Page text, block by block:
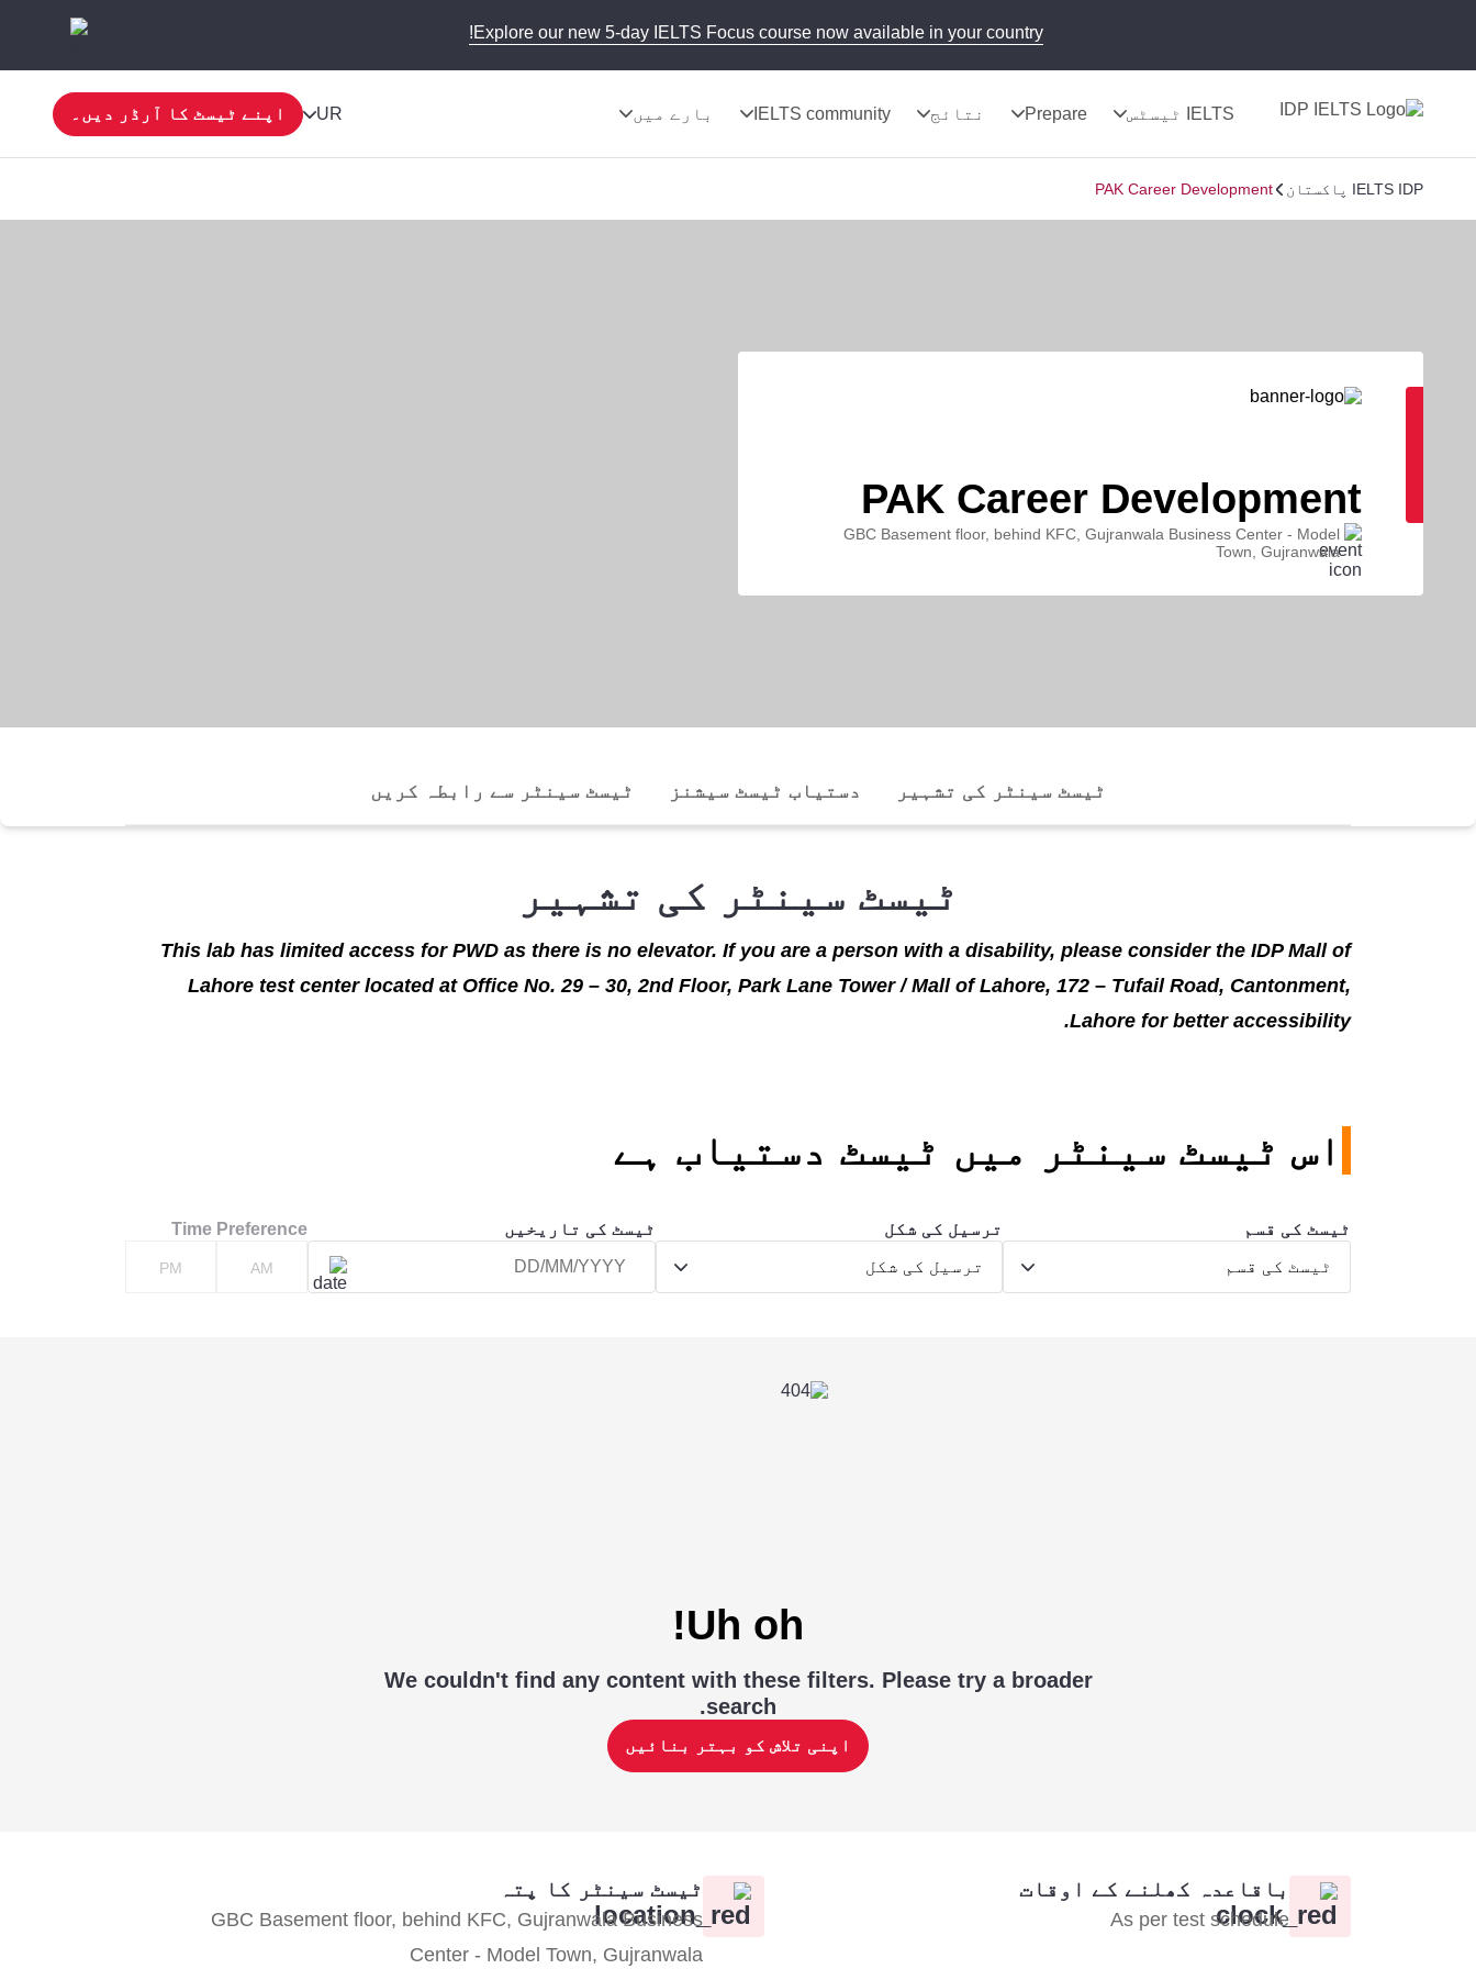
Explore our new 5-day IELTS Focus course now available in your country!
IELTS ٹیسٹس Prepare نتائج IELTS community بارے میں UR اپنے ٹیسٹ کا آرڈر دیں۔
IELTS IDP پاکستان PAK Career Development
PAK Career Development
GBC Basement floor, behind KFC, Gujranwala Business Center - Model
Town, Gujranwala
ٹیسٹ سینٹر کی تشہیر دستیاب ٹیسٹ سیشنز ٹیسٹ سینٹر سے رابطہ کریں
ٹیسٹ سینٹر کی تشہیر
This lab has limited access for PWD as there is no elevator. If you are a person with a disability, please consider the IDP Mall of
Lahore test center located at Office No. 29 – 30, 2nd Floor, Park Lane Tower / Mall of Lahore, 172 – Tufail Road, Cantonment,
Lahore for better accessibility.
اس ٹیسٹ سینٹر میں ٹیسٹ دستیاب ہے
ٹیسٹ کی قسم
ٹیسٹ کی قسم
ترسیل کی شکل
ترسیل کی شکل
ٹیسٹ کی تاریخیں Time Preference
AM
PM
Uh oh!
We couldn't find any content with these filters. Please try a broader
search.
اپنی تلاش کو بہتر بنائیں
باقاعدہ کھلنے کے اوقات
As per test schedule
ٹیسٹ سینٹر کا پتہ
GBC Basement floor, behind KFC, Gujranwala Business
Center - Model Town, Gujranwala